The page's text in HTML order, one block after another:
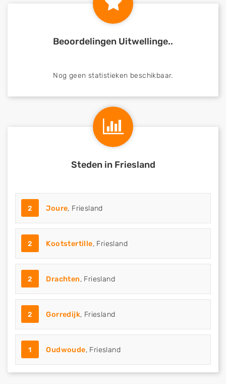
Beoordelingen Uitwellinge..
Nog geen statistieken beschikbaar.
Steden in Friesland
2 Joure, Friesland
2 Kootstertille, Friesland
2 Drachten, Friesland
2 Gorredijk, Friesland
1 Oudwoude, Friesland